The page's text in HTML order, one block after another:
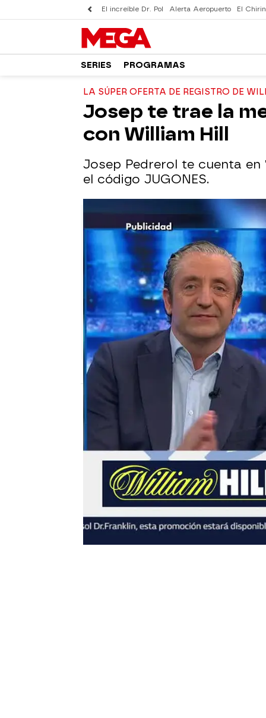
El increíble Dr. Pol Alerta Aeropuerto El
SERIES PROGRAMAS
LA SÚPER OFERTA DE REGISTRO DE
Josep te trae la
con William Hill
Josep Pedrerol te cuenta
el código JUGONES.
mega
16 de junio de 2018, 01:50
el chiringuito